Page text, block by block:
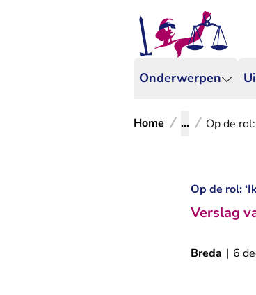
Onderwerpen
Home ... Op de
Op de rol:
Verslag
Breda | 6